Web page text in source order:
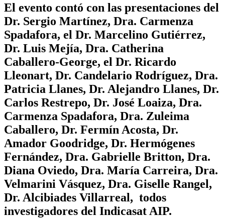
El evento contó con las presentaciones del
Dr. Sergio Martínez, Dra. Carmenza
Spadafora, el Dr. Marcelino Gutiérrez,
Dr. Luis Mejía, Dra. Catherina
Caballero-George, el Dr. Ricardo
Lleonart, Dr. Candelario Rodríguez, Dra.
Patricia Llanes, Dr. Alejandro Llanes, Dr.
Carlos Restrepo, Dr. José Loaiza, Dra.
Carmenza Spadafora, Dra. Zuleima
Caballero, Dr. Fermín Acosta, Dr.
Amador Goodridge, Dr. Hermógenes
Fernández, Dra. Gabrielle Britton, Dra.
Diana Oviedo, Dra. María Carreira, Dra.
Velmarini Vásquez, Dra. Giselle Rangel,
Dr. Alcibiades Villarreal, todos
investigadores del Indicasat AIP.